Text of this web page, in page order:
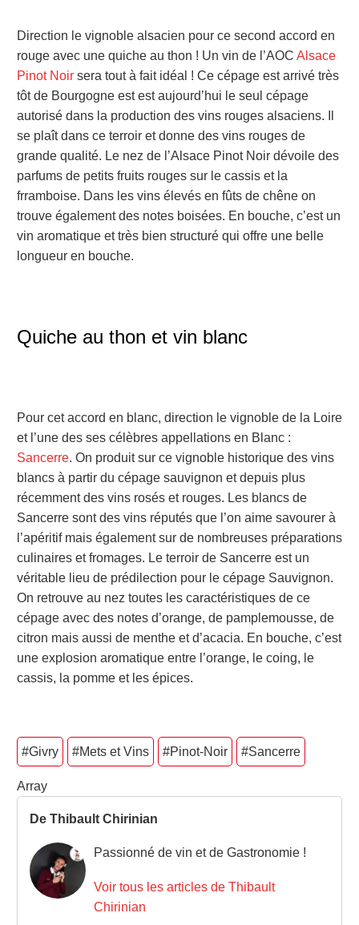
Direction le vignoble alsacien pour ce second accord en
rouge avec une quiche au thon ! Un vin de l’AOC Alsace
Pinot Noir sera tout à fait idéal ! Ce cépage est arrivé très
tôt de Bourgogne est est aujourd’hui le seul cépage
autorisé dans la production des vins rouges alsaciens. Il
se plaît dans ce terroir et donne des vins rouges de
grande qualité. Le nez de l’Alsace Pinot Noir dévoile des
parfums de petits fruits rouges sur le cassis et la
frramboise. Dans les vins élevés en fûts de chêne on
trouve également des notes boisées. En bouche, c’est un
vin aromatique et très bien structuré qui offre une belle
longueur en bouche.
Quiche au thon et vin blanc
Pour cet accord en blanc, direction le vignoble de la Loire
et l’une des ses célèbres appellations en Blanc :
Sancerre. On produit sur ce vignoble historique des vins
blancs à partir du cépage sauvignon et depuis plus
récemment des vins rosés et rouges. Les blancs de
Sancerre sont des vins réputés que l’on aime savourer à
l’apéritif mais également sur de nombreuses préparations
culinaires et fromages. Le terroir de Sancerre est un
véritable lieu de prédilection pour le cépage Sauvignon.
On retrouve au nez toutes les caractéristiques de ce
cépage avec des notes d’orange, de pamplemousse, de
citron mais aussi de menthe et d’acacia. En bouche, c’est
une explosion aromatique entre l’orange, le coing, le
cassis, la pomme et les épices.
#Givry #Mets et Vins #Pinot-Noir #Sancerre
Array
De Thibault Chirinian
Passionné de vin et de Gastronomie !
Voir tous les articles de Thibault
Chirinian